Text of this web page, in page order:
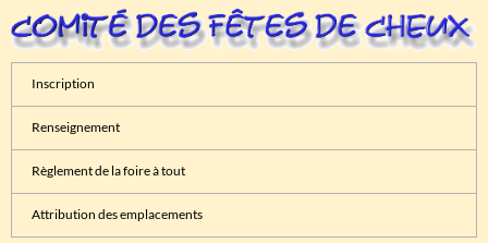
Inscription
Renseignement
Règlement de la foire à tout
Attribution des emplacements